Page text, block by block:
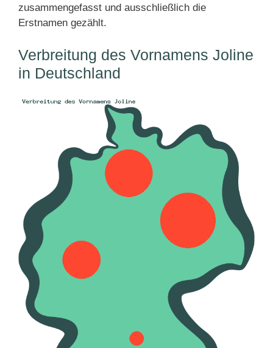
zusammengefasst und ausschließlich die
Erstnamen gezählt.
Verbreitung des Vornamens Joline
in Deutschland